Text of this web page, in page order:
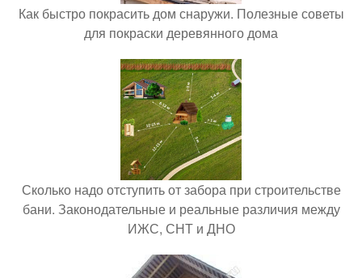
Как быстро покрасить дом снаружи. Полезные советы
для покраски деревянного дома
Сколько надо отступить от забора при строительстве
бани. Законодательные и реальные различия между
ИЖС, СНТ и ДНО